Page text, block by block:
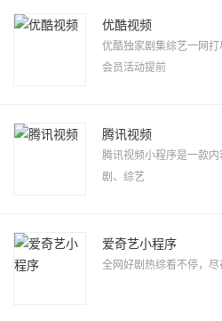
优酷视频
优酷独家剧集综艺一网
会员活动提前
腾讯视频
腾讯视频小程序是一款
剧、综艺
爱奇艺小程序
全网好剧热综看不停，尽